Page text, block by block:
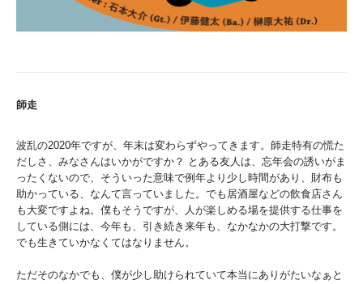
師走
波乱の2020年ですが、年末は変わらずやってきます。師走特有の慌た
だしさ、みなさんはいかがですか？ とある友人は、忘年会の誘いがま
ったくないので、そういった意味で例年より少し時間があり、財布も
助かっている、なんて言っていました。でも居酒屋などの飲食店さん
も大変ですよね。僕もそうですが、人が楽しめる場を提供する仕事を
している側には、今年も、引き続き来年も、なかなかの大打撃です。
でも生きていかなくてはなりません。
ただそのなかでも、僕が少し助けられていて本当にありがたいなぁと